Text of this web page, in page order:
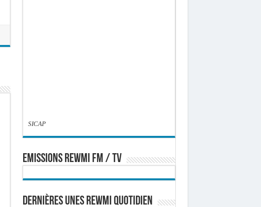
SICAP
EMISSIONS REWMI FM / TV
Dernières Unes Rewmi Quotidien